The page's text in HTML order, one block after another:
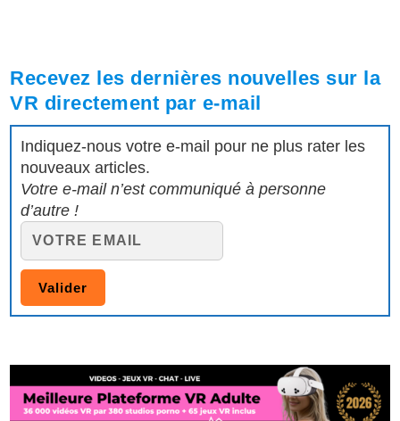
Recevez les dernières nouvelles sur la
VR directement par e-mail
Indiquez-nous votre e-mail pour ne plus rater les
nouveaux articles.
Votre e-mail n’est communiqué à personne
d’autre !